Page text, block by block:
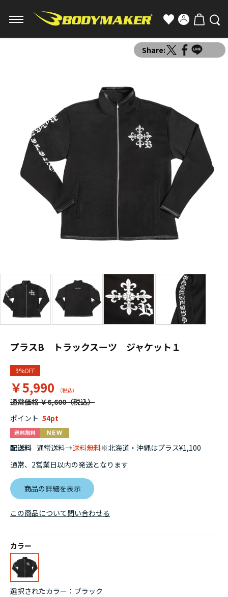
Share:
プラスB トラックスーツ ジャケット１
9%OFF
￥5,990
通常価格 ￥6,600
ポイント 54
配送料 通常送料→送料無料※北海道・沖縄はプラス¥1,100
通常、2営業日以内の発送となります
商品の詳細を表示
カラー
選択されたカラー：ブラック
この商品について問い合わせる